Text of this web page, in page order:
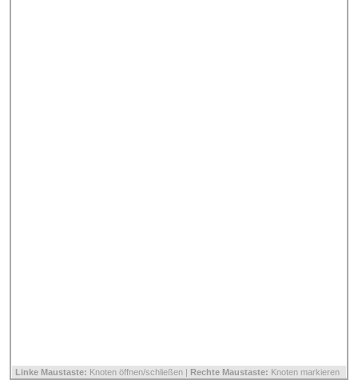
Linke Maustaste: Knoten öffnen/schließen | Rechte Maustaste: Knoten markieren